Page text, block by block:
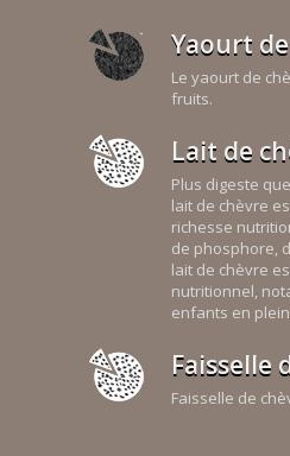
Yaourt
Le yaourt de
fruits.
Lait de
Plus digeste
lait de chèvre
richesse
de phosphore,
lait de chèvre
nutritionnel,
enfants en
Faisselle
Faisselle de